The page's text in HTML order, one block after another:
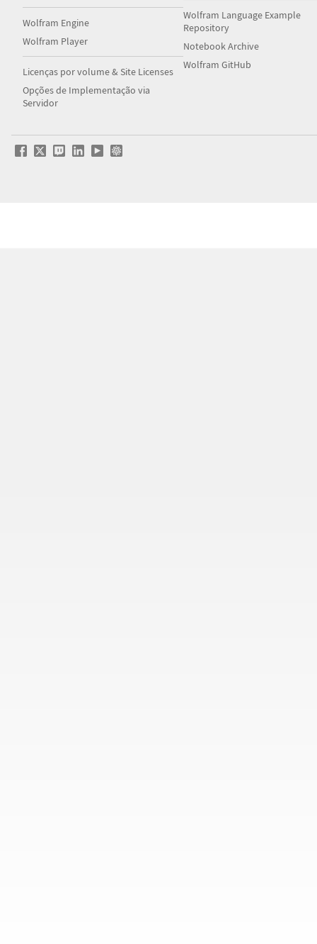
Wolfram Engine
Wolfram Player
Licenças por volume & Site Licenses
Opções de Implementação via
Servidor
Wolfram Language Example
Repository
Notebook Archive
Wolfram GitHub